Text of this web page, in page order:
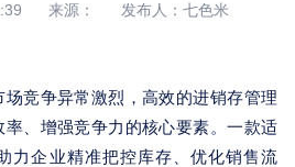
来源： 发布人：七色米
竞争异常激烈，高效的进销存管理
、增强竞争力的核心要素。一款适
力企业精准把控库存、优化销售流